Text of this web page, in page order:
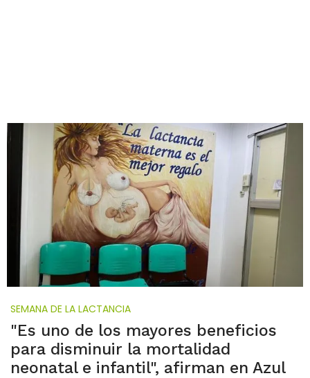
SEMANA DE LA LACTANCIA
"Es uno de los mayores beneficios
para disminuir la mortalidad
neonatal e infantil", afirman en Azul